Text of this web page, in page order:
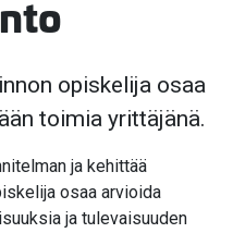
opiskelija osaa
toimia yrittäjänä.
ja kehittää
osaa arvioida
ja tulevaisuuden